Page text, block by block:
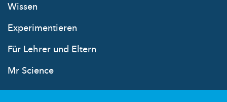
Wissen
Experimentieren
Für Lehrer und Eltern
Mr Science